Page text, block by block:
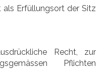
Erfüllungsort der Sitz
Recht, zur
Pflichten